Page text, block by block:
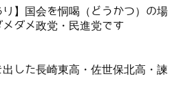
り】国会を恫喝（どうかつ）の場
メダメ政党・民進党です
した長崎東高・佐世保北高・諫